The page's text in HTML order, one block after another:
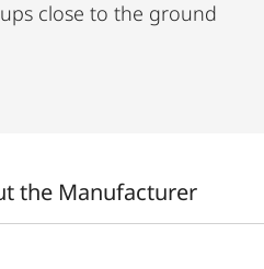
close to the ground
the Manufacturer